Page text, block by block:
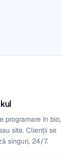
programare în bio,
site. Clienții se
singuri, 24/7.